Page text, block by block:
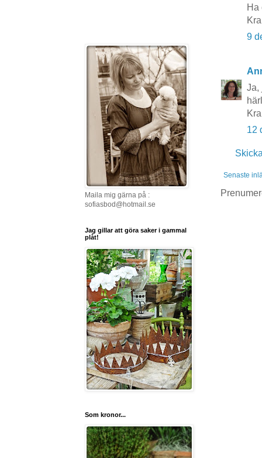
Ha
9
Ja,
12
Senaste
Maila mig gärna på :
sofiasbod@hotmail.se
Jag gillar att göra saker i gammal
plåt!
Som kronor...